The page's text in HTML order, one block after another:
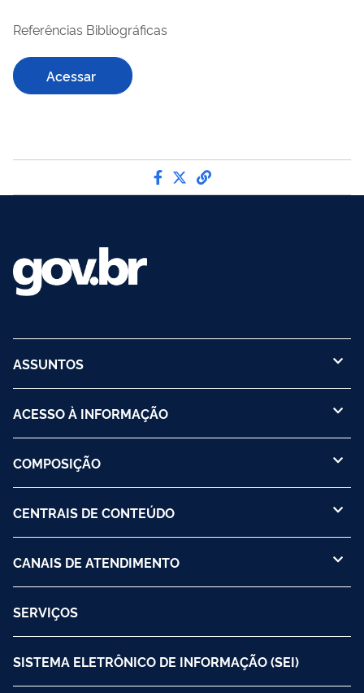
Referências Bibliográficas
Acessar
Compartilhe por Facebook
Compartilhe por Twitter
link para Copiar para
ASSUNTOS
ACESSO À INFORMAÇÃO
COMPOSIÇÃO
CENTRAIS DE CONTEÚDO
CANAIS DE ATENDIMENTO
SERVIÇOS
SISTEMA ELETRÔNICO DE INFORMAÇÃO (SEI)